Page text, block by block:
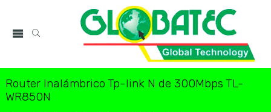
Router Inalámbrico Tp-link N de 300Mbps TL-
WR850N